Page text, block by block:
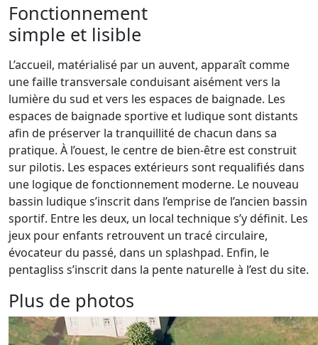
Fonctionnement
simple et lisible
L’accueil, matérialisé par un auvent, apparaît comme
une faille transversale conduisant aisément vers la
lumière du sud et vers les espaces de baignade. Les
espaces de baignade sportive et ludique sont distants
afin de préserver la tranquillité de chacun dans sa
pratique. À l’ouest, le centre de bien-être est construit
sur pilotis. Les espaces extérieurs sont requalifiés dans
une logique de fonctionnement moderne. Le nouveau
bassin ludique s’inscrit dans l’emprise de l’ancien bassin
sportif. Entre les deux, un local technique s’y définit. Les
jeux pour enfants retrouvent un tracé circulaire,
évocateur du passé, dans un splashpad. Enfin, le
pentagliss s’inscrit dans la pente naturelle à l’est du site.
Plus de photos